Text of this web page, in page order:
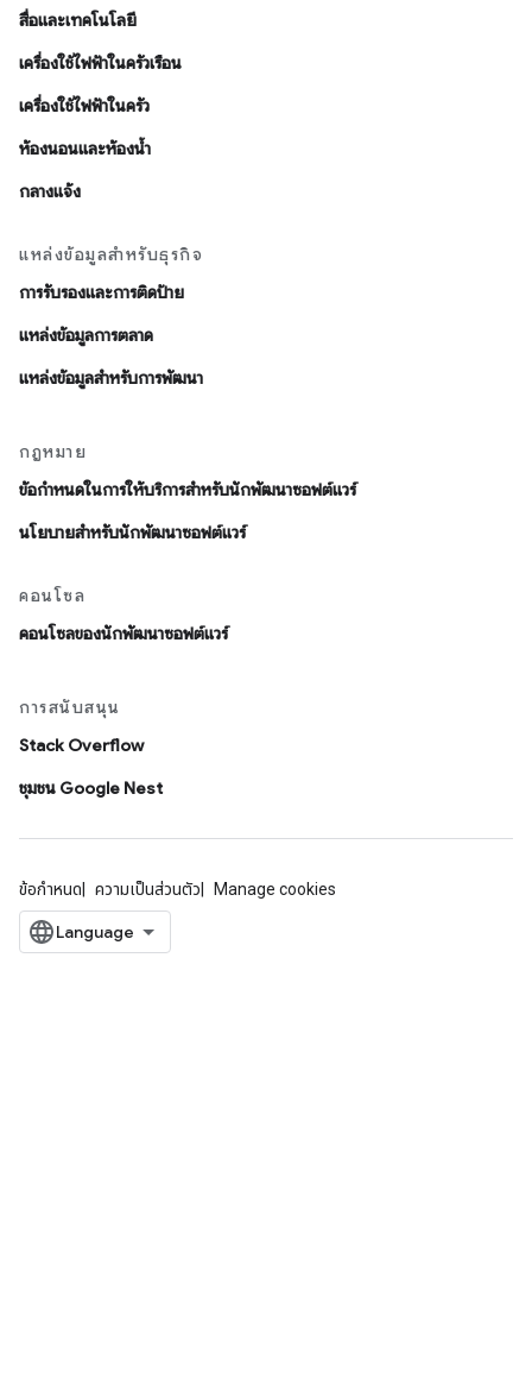
สื่อและเทคโนโลยี
เครื่องใช้ไฟฟ้าในครัวเรือน
เครื่องใช้ไฟฟ้าในครัว
ห้องนอนและห้องน้ำ
กลางแจ้ง
แหล่งข้อมูลสำหรับธุรกิจ
การรับรองและการติดป้าย
แหล่งข้อมูลการตลาด
แหล่งข้อมูลสำหรับการพัฒนา
กฎหมาย
ข้อกำหนดในการให้บริการสำหรับนักพัฒนาซอฟต์แวร์
นโยบายสำหรับนักพัฒนาซอฟต์แวร์
คอนโซล
คอนโซลของนักพัฒนาซอฟต์แวร์
การสนับสนุน
Stack Overflow
ชุมชน Google Nest
ข้อกำหนด ความเป็นส่วนตัว Manage cookies